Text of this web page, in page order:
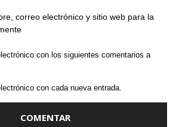
correo electrónico y sitio web para la
con los siguientes comentarios a
con cada nueva entrada.